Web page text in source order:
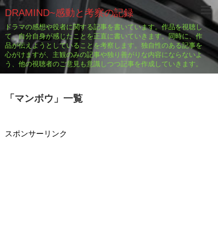
DRAMIND~感動と考察の記録
ドラマの感想や役者に関する記事を書いています。作品を視聴し
て、自分自身が感じたことを正直に書いていきます。同時に、作
品が伝えようとしていることを考察します。独自性のある記事を
心がけますが、主観のみの記事や独り善がりな内容にならないよ
う、他の視聴者のご意見も意識しつつ記事を作成していきます。
「 マンボウ 」 一覧
スポンサーリンク